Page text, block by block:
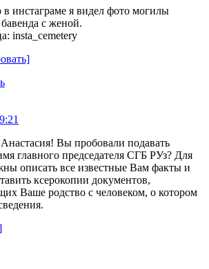
в инстаграме я видел фото могилы
с женой.
insta_cemetery
Вы пробовали подавать
главного председателя СГБ РУз? Для
описать все известные Вам факты и
ксерокопии документов,
Ваше родство с человеком, о котором